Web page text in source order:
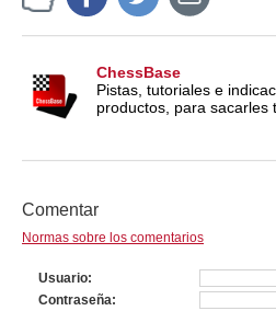
ChessBase
Pistas, tutoriales e
productos, para sacarles
Comentar
Normas sobre los comentarios
Usuario
Contraseña